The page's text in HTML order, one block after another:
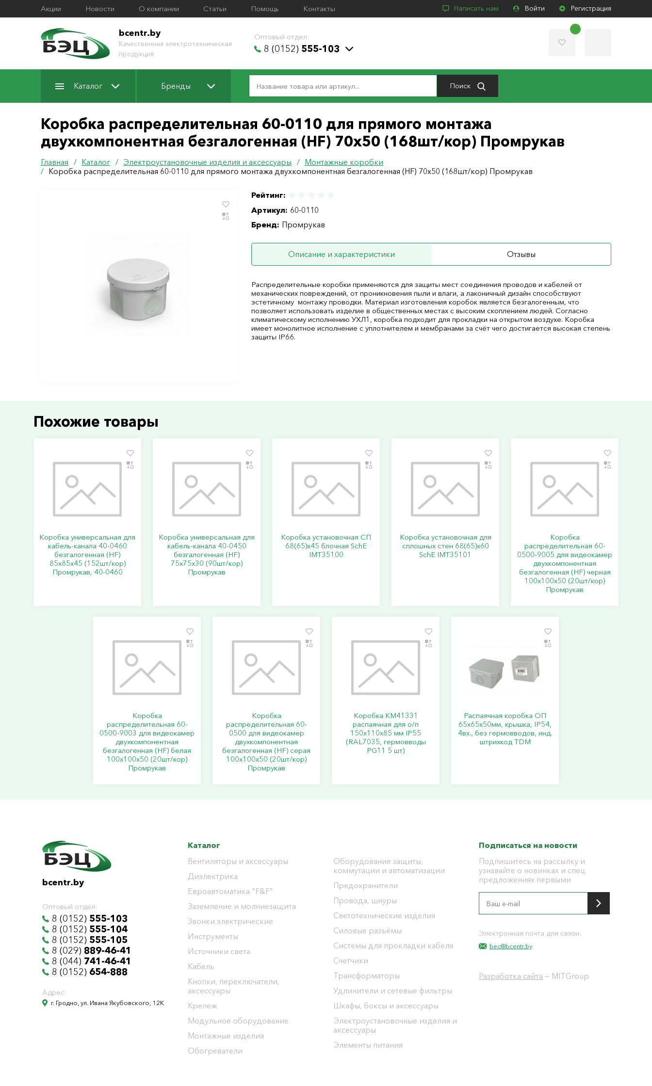
Акции Новости О компании Статьи Помощь Контакты Написать нам Войти Регистрация
bcentr.by
Качественная электротехническая
продукция
Оптовый отдел:
8 (0152) 555-103
Каталог Бренды Поиск
Коробка распределительная 60-0110 для прямого монтажа
двухкомпонентная безгалогенная (HF) 70х50 (168шт/кор) Промрукав
Главная / Каталог / Электроустановочные изделия и аксессуары / Монтажные коробки
/ Коробка распределительная 60-0110 для прямого монтажа двухкомпонентная безгалогенная (HF) 70х50 (168шт/кор) Промрукав
Рейтинг:
Артикул: 60-0110
Бренд: Промрукав
Описание и характеристики Отзывы
Распределительные коробки применяются для защиты мест соединения проводов и кабелей от
механических повреждений, от проникновения пыли и влаги, а лаконичный дизайн способствуют
эстетичному монтажу проводки. Материал изготовления коробок является безгалогенным, что
позволяет использовать изделие в общественных местах с высоким скоплением людей. Согласно
климатическому исполнению УХЛ1, коробка подходит для прокладки на открытом воздухе. Коробка
имеет монолитное исполнение с уплотнителем и мембранами за счёт чего достигается высокая степень
защиты IP66.
Похожие товары
Коробка универсальная для
кабель-канала 40-0460
безгалогенная (HF)
85х85х45 (152шт/кор)
Промрукав, 40-0460
Коробка универсальная для
кабель-канала 40-0450
безгалогенная (HF)
75х75х30 (90шт/кор)
Промрукав
Коробка установочная СП
68(65)х45 блочная SchE
IMT35100
Коробка установочная для
сплошных стен 68(65)х60
SchE IMT35101
Коробка
распределительная 60-
0500-9005 для видеокамер
двухкомпонентная
безгалогенная (HF) черная
100х100х50 (20шт/кор)
Промрукав
Коробка
распределительная 60-
0500-9003 для видеокамер
двухкомпонентная
безгалогенная (HF) белая
100х100х50 (20шт/кор)
Промрукав
Коробка
распределительная 60-
0500 для видеокамер
двухкомпонентная
безгалогенная (HF) серая
100х100х50 (20шт/кор)
Промрукав
Коробка КМ41331
распаячная для о/п
150х110х85 мм IP55
(RAL7035, гермовводы
PG11 5 шт)
Распаячная коробка ОП
65х65х50мм, крышка, IP54,
4вх., без гермовводов, инд.
штрихкод TDM
bcentr.by
Оптовый отдел:
8 (0152) 555-103
8 (0152) 555-104
8 (0152) 555-105
8 (029) 889-46-41
8 (044) 741-46-41
8 (0152) 654-888
Адрес:
г. Гродно, ул. Ивана Якубовского, 12К
Каталог
Вентиляторы и аксессуары
Диэлектрика
Евроавтоматика "F&F"
Заземление и молниезащита
Звонки электрические
Инструменты
Источники света
Кабель
Кнопки, переключатели,
аксессуары
Крепеж
Модульное оборудование
Монтажные изделия
Обогреватели
Оборудование защиты,
коммутации и автоматизации
Предохранители
Провода, шнуры
Светотехнические изделия
Силовые разъёмы
Системы для прокладки кабеля
Счетчики
Трансформаторы
Удлинители и сетевые фильтры
Шкафы, боксы и аксессуары
Электроустановочные изделия и
аксессуары
Элементы питания
Подписаться на новости
Подпишитесь на рассылку и
узнавайте о новинках и спец.
предложениях первыми
Электронная почта для связи:
bec@bcentr.by
Разработка сайта — MITGroup